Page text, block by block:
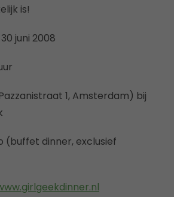
is!
juni 2008
1, Amsterdam) bij
(buffet dinner, exclusief